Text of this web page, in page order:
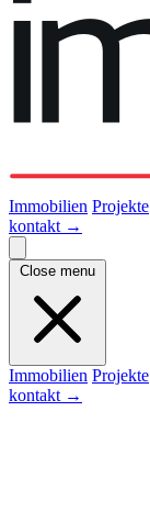
Immobilien Projekte
kontakt →
Close menu
Immobilien Projekte
kontakt →